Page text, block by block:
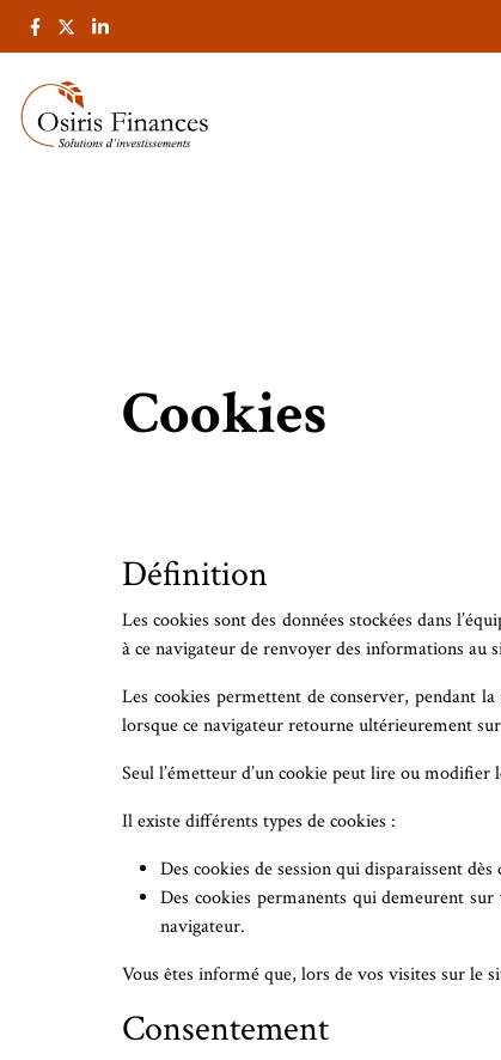
Cookies
Définition
Les cookies sont des données stockées dans
à ce navigateur de renvoyer des informations au
Les cookies permettent de conserver, pendant
lorsque ce navigateur retourne ultérieurement
Seul l’émetteur d’un cookie peut lire ou
Il existe différents types de cookies :
Des cookies de session qui disparaissent
Des cookies permanents qui demeurent
navigateur.
Vous êtes informé que, lors de vos visites sur le
Consentement